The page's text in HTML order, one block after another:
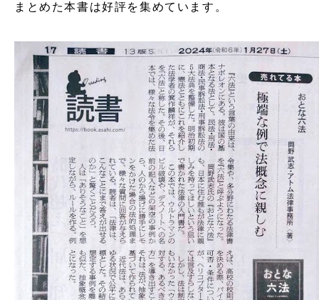
まとめた本書は好評を集めています。